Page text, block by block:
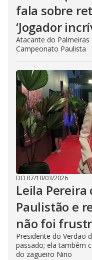
fala sobre
‘Jogador
Atacante do
Campeonato Paulista
DO R7/10/03/2026
Leila
Paulistão e
não foi
Presidente do Verdão
passado; ela também
do zagueiro Nino